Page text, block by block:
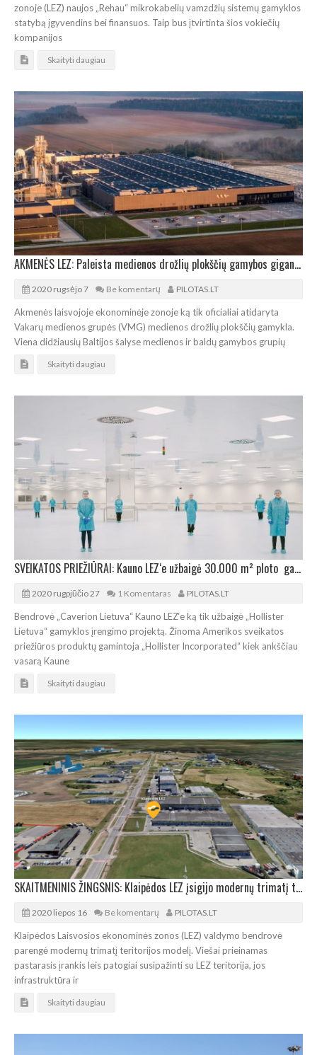
zonoje (LEZ) naujos „Rehau“ mikrokabelių vamzdžių sistemų gamyklos
statybą įgyvendins bei finansuos. Taip bus įtvirtinta šios vokiečių
kompanijos
Skaityti daugiau
AKMENĖS LEZ: Paleista medienos drožlių plokščių gamybos gigantė
2020 rugsėjo 7 Be komentarų PILOTAS.LT
Akmenės laisvojoje ekonominėje zonoje ką tik oficialiai atidaryta
Vakarų medienos grupės (VMG) medienos drožlių plokščių gamykla.
Viena didžiausių Baltijos šalyse medienos ir baldų gamybos grupių
Skaityti daugiau
SVEIKATOS PRIEŽIŪRAI: Kauno LEZ‘e užbaigė 30.000 m² ploto gamyklą
2020 rugpjūčio 27 1 Komentaras PILOTAS.LT
Bendrovė „Caverion Lietuva“ Kauno LEZ‘e ką tik užbaigė „Hollister
Lietuva“ gamyklos įrengimo projektą. Žinoma Amerikos sveikatos
priežiūros produktų gamintoja „Hollister Incorporated“ kiek ankščiau
vasarą Kaune
Skaityti daugiau
SKAITMENINIS ŽINGSNIS: Klaipėdos LEZ įsigijo modernų trimatį teritorijos modelį
2020 liepos 16 Be komentarų PILOTAS.LT
Klaipėdos Laisvosios ekonominės zonos (LEZ) valdymo bendrovė
parengė modernų trimatį teritorijos modelį. Viešai prieinamas
pastarasis įrankis leis patogiai susipažinti su LEZ teritorija, jos
infrastruktūra ir
Skaityti daugiau